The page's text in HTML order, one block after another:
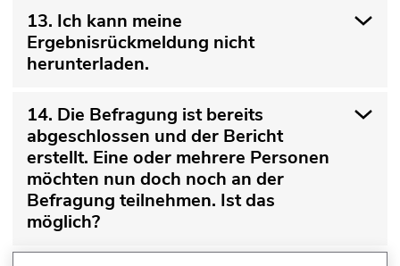
13. Ich kann meine
Ergebnisrückmeldung nicht
herunterladen.
14. Die Befragung ist bereits
abgeschlossen und der Bericht
erstellt. Eine oder mehrere Personen
möchten nun doch noch an der
Befragung teilnehmen. Ist das
möglich?